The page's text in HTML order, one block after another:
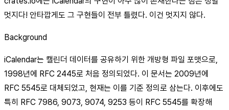
멋지다! 안타깝게도 그 구현들이 전부 틀렸다. 이건 멋지지 않다.
Background
iCalendar는 캘린더 데이터를 공유하기 위한 개방형 파일 포맷으로,
1998년에 RFC 2445로 처음 정의되었다. 이 문서는 2009년에
RFC 5545로 대체되었고, 현재는 이를 기준 정의로 삼는다. 이후에도
특히 RFC 7986, 9073, 9074, 9253 등이 RFC 5545를 확장해